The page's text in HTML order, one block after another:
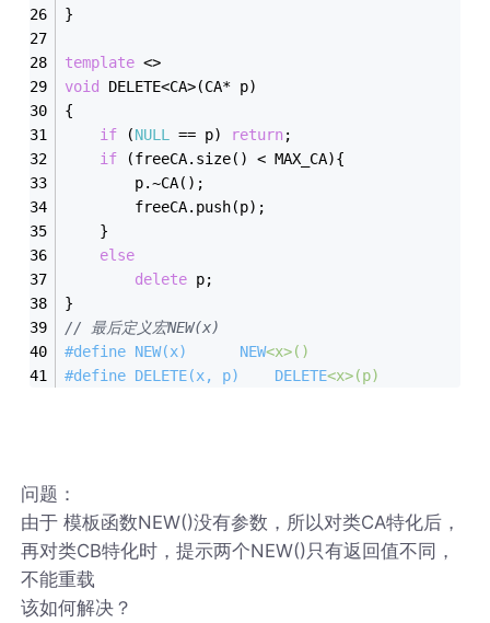
}
template <>
void
DELETE<CA>(CA* p)
{
if (NULL == p) return;
if (freeCA.size() < MAX_CA){
		p.~CA();
		freeCA.push(p);
	}
else
delete p;
}
// 最后定义宏NEW(x)
#define NEW(x)		NEW<x>()
#define DELETE(x, p)	DELETE<x>(p)
问题：
由于 模板函数NEW()没有参数，所以对类CA特化后，
再对类CB特化时，提示两个NEW()只有返回值不同，
不能重载
该如何解决？